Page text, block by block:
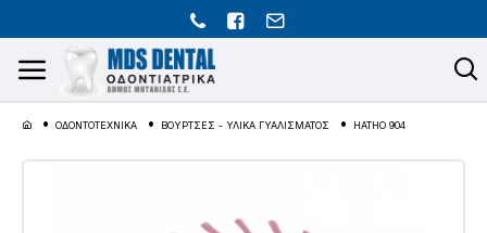
ΟΔΟΝΤΟΤΕΧΝΙΚΑ ΒΟΥΡΤΣΕΣ - ΥΛΙΚΑ ΓΥΑΛΙΣΜΑΤΟΣ HATHO 904